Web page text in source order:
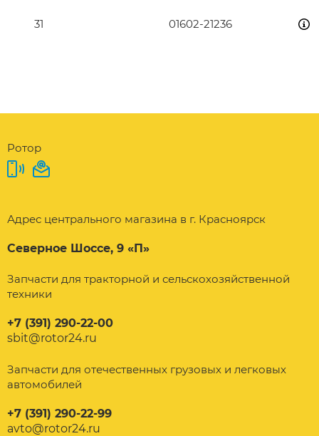
31 01602-21236
Ротор
Адрес центрального магазина в г. Красноярск
Северное Шоссе, 9 «П»
Запчасти для тракторной и сельскохозяйственной
техники
+7 (391) 290-22-00
sbit@rotor24.ru
Запчасти для отечественных грузовых и легковых
автомобилей
+7 (391) 290-22-99
avto@rotor24.ru